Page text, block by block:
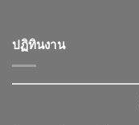
ปฏิทินงาน